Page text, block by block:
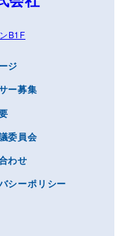
B1F
ジ
ー募集
委員会
わせ
シーポリシー